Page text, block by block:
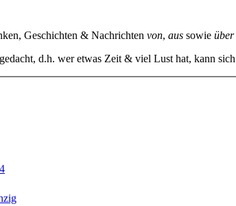
Geschichten & Nachrichten von, aus sowie über
d.h. wer etwas Zeit & viel Lust hat, kann